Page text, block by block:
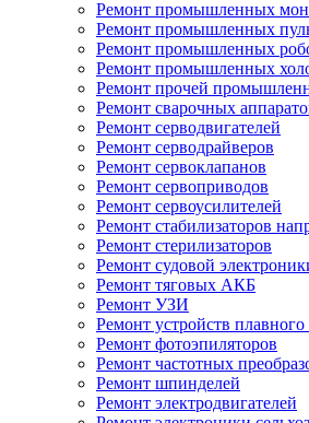
Ремонт промышленных
Ремонт промышленных
Ремонт промышленных
Ремонт промышленных
Ремонт прочей
Ремонт сварочных
Ремонт серводвигателей
Ремонт серводрайверов
Ремонт сервоклапанов
Ремонт сервоприводов
Ремонт сервоусилителей
Ремонт стабилизаторов
Ремонт стерилизаторов
Ремонт судовой
Ремонт тяговых АКБ
Ремонт УЗИ
Ремонт устройств плавного
Ремонт фотоэпиляторов
Ремонт частотных
Ремонт шпинделей
Ремонт электродвигателей